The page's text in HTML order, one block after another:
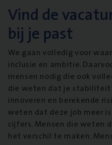
Vind de
bij je past
We gaan volledig voor
inclusie en ambitie.
mensen nodig die ook
die weten dat je
innoveren en berekende
weten dat deze job meer
cijfers. Mensen die weten
het verschil te maken.